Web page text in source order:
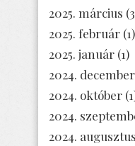
2025. március
2025. február (1)
2025. január (1)
2024. december
2024. október
2024.
2024. augusztus